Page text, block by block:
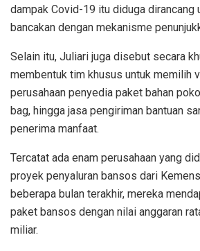
dampak Covid-19 itu diduga dirancang
bancakan dengan mekanisme
Selain itu, Juliari juga disebut secara
membentuk tim khusus untuk memilih
perusahaan penyedia paket bahan
bag, hingga jasa pengiriman bantuan
penerima manfaat.
Tercatat ada enam perusahaan yang
proyek penyaluran bansos dari
beberapa bulan terakhir, mereka
paket bansos dengan nilai anggaran
miliar.